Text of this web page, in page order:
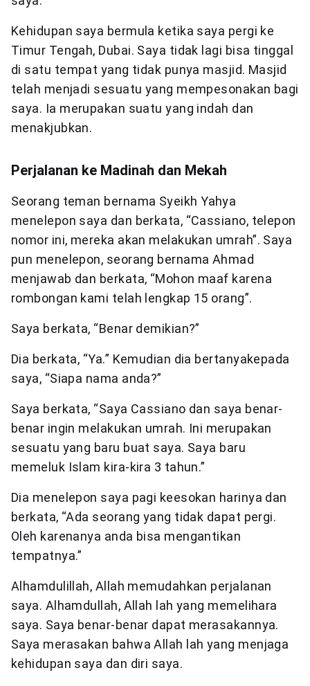
Kehidupan saya bermula ketika saya pergi ke
Timur Tengah, Dubai. Saya tidak lagi bisa tinggal
di satu tempat yang tidak punya masjid. Masjid
telah menjadi sesuatu yang mempesonakan bagi
saya. Ia merupakan suatu yang indah dan
menakjubkan.
Perjalanan ke Madinah dan Mekah
Seorang teman bernama Syeikh Yahya
menelepon saya dan berkata, “Cassiano, telepon
nomor ini, mereka akan melakukan umrah”. Saya
pun menelepon, seorang bernama Ahmad
menjawab dan berkata, “Mohon maaf karena
rombongan kami telah lengkap 15 orang”.
Saya berkata, “Benar demikian?”
Dia berkata, “Ya.” Kemudian dia bertanyakepada
saya, “Siapa nama anda?”
Saya berkata, “Saya Cassiano dan saya benar-
benar ingin melakukan umrah. Ini merupakan
sesuatu yang baru buat saya. Saya baru
memeluk Islam kira-kira 3 tahun.”
Dia menelepon saya pagi keesokan harinya dan
berkata, “Ada seorang yang tidak dapat pergi.
Oleh karenanya anda bisa mengantikan
tempatnya.”
Alhamdulillah, Allah memudahkan perjalanan
saya. Alhamdullah, Allah lah yang memelihara
saya. Saya benar-benar dapat merasakannya.
Saya merasakan bahwa Allah lah yang menjaga
kehidupan saya dan diri saya.